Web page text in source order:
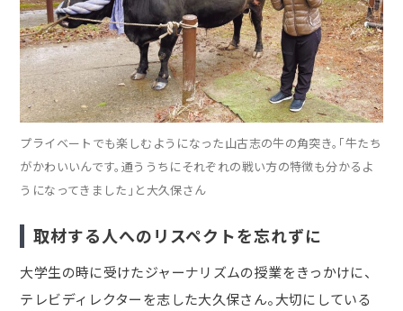
プライベートでも楽しむようになった山古志の牛の角突き。「牛たち
がかわいいんです。通ううちにそれぞれの戦い方の特徴も分かるよ
うになってきました」と大久保さん
取材する人へのリスペクトを忘れずに
大学生の時に受けたジャーナリズムの授業をきっかけに、
テレビディレクターを志した大久保さん。大切にしている